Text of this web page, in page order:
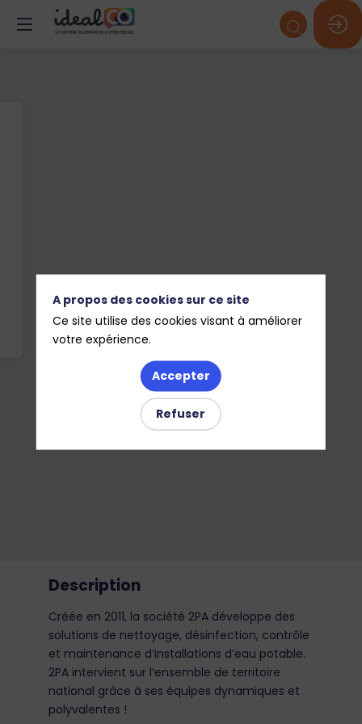
Description
Créée en 2011, la société 2PA développe des
solutions de nettoyage, désinfection, contrôle
et maintenance d’installations d’eau potable.
2PA intervient sur l’ensemble de territoire
national grâce à ses équipes dynamiques et
polyvalentes !
A propos des cookies sur ce site
Ce site utilise des cookies visant à améliorer
votre expérience.
Accepter
Refuser